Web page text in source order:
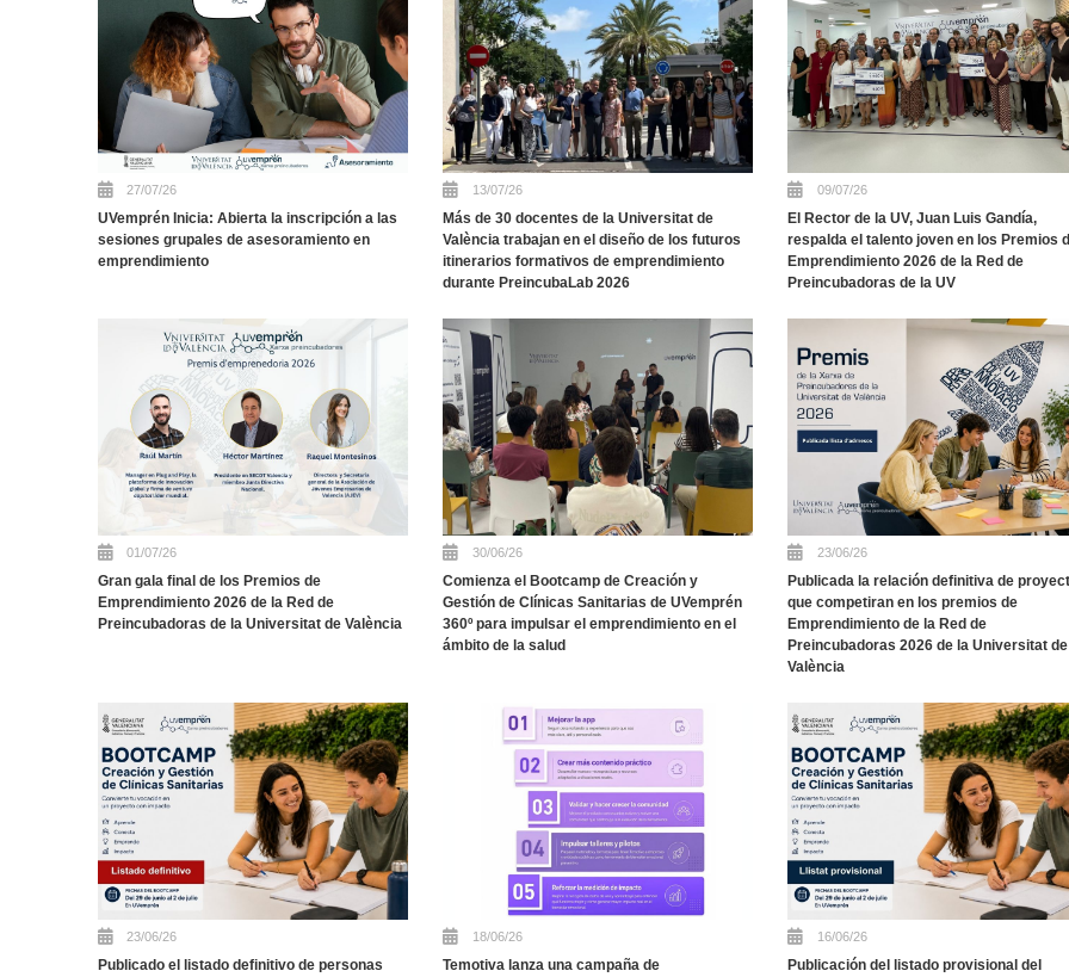
27/07/26
UVemprén Inicia: Abierta la inscripción a las
sesiones grupales de asesoramiento en
emprendimiento
13/07/26
Más de 30 docentes de la Universitat de
València trabajan en el diseño de los futuros
itinerarios formativos de emprendimiento
durante PreincubaLab 2026
09/07/26
El Rector de la UV, Juan Luis Gandía,
respalda el talento joven en los Premios
Emprendimiento 2026 de la Red de
Preincubadoras de la UV
01/07/26
Gran gala final de los Premios de
Emprendimiento 2026 de la Red de
Preincubadoras de la Universitat de València
30/06/26
Comienza el Bootcamp de Creación y
Gestión de Clínicas Sanitarias de UVemprén
360º para impulsar el emprendimiento en el
ámbito de la salud
23/06/26
Publicada la relación definitiva de
que competiran en los premios de
Emprendimiento de la Red de
Preincubadoras 2026 de la Universitat de
València
23/06/26
Publicado el listado definitivo de personas
18/06/26
Temotiva lanza una campaña de
16/06/26
Publicación del listado provisional del